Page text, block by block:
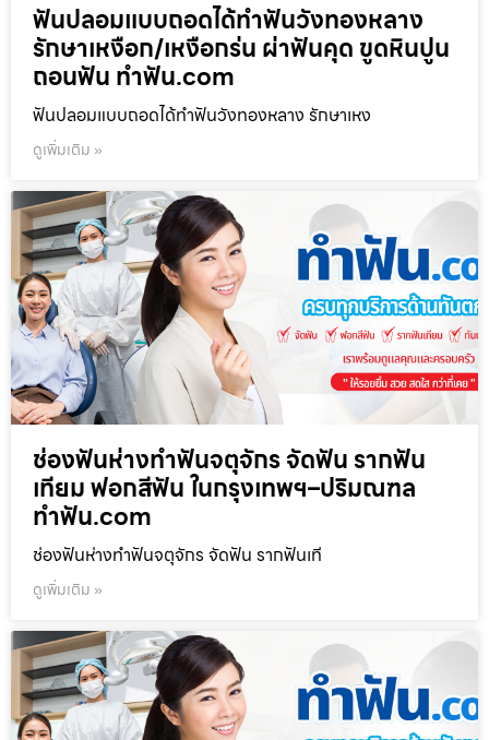
ฟันปลอมแบบถอดได้ทำฟันวังทองหลาง
รักษาเหงือก/เหงือกร่น ผ่าฟันคุด ขูดหินปูน
ถอนฟัน ทำฟัน.com
ฟันปลอมแบบถอดได้ทำฟันวังทองหลาง รักษาเหง
ดูเพิ่มเติม »
ช่องฟันห่างทำฟันจตุจักร จัดฟัน รากฟัน
เทียม ฟอกสีฟัน ในกรุงเทพฯ–ปริมณฑล
ทำฟัน.com
ช่องฟันห่างทำฟันจตุจักร จัดฟัน รากฟันเที
ดูเพิ่มเติม »